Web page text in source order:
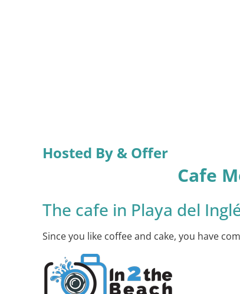
Hosted By & Offer
Cafe
The cafe in Playa del
Since you like coffee and cake, you have